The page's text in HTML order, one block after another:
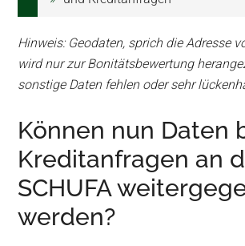
Hinweis: Geodaten, sprich die Adresse
wird nur zur Bonitätsbewertung
sonstige Daten fehlen oder sehr
Können nun Daten
Kreditanfragen an
SCHUFA
werden?